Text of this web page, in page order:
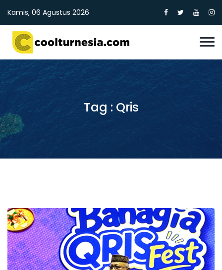
Kamis, 06 Agustus 2026
Tag : Qris